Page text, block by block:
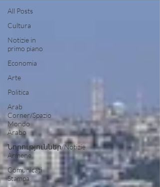
All Posts
Cultura
Notizie in
primo piano
Economia
Arte
Politica
Arab
Corner/Spazio
Mondo
Arabo
Նորություններ/Notizie
Armene
Comunicati
Stampa